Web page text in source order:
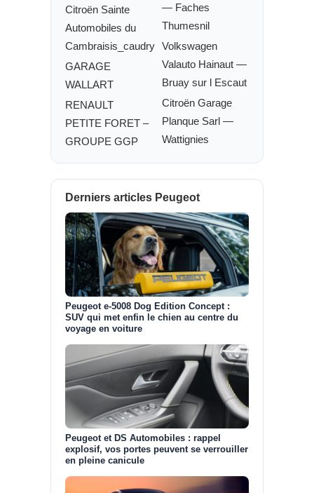
Citroën Sainte
Automobiles du
Cambraisis_caudry
GARAGE
WALLART
RENAULT
PETITE FORET –
GROUPE GGP
— Faches
Thumesnil
Volkswagen
Valauto Hainaut —
Bruay sur l Escaut
Citroën Garage
Planque Sarl —
Wattignies
Derniers articles Peugeot
Peugeot e-5008 Dog Edition Concept :
SUV qui met enfin le chien au centre du
voyage en voiture
Peugeot et DS Automobiles : rappel
explosif, vos portes peuvent se verrouiller
en pleine canicule